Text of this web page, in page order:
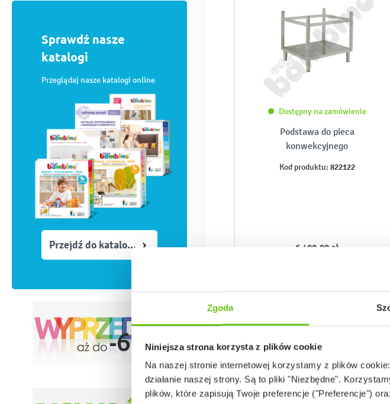
Zgoda
Niniejsza strona korzysta z plików cookie
Na naszej stronie internetowej korzystamy z plików
działanie naszej strony. Są to pliki "Niezbędne".
plików, które zapisują Twoje preferencje ("Preferencje")
Sprawdź nasze
katalogi
Przeglądaj nasze katalogi online
Przejdź do katalogów
Dostępny na zamówienie
Podstawa do pieca
konwekcyjnego
Kod produktu: 822122
6 499,90 zł